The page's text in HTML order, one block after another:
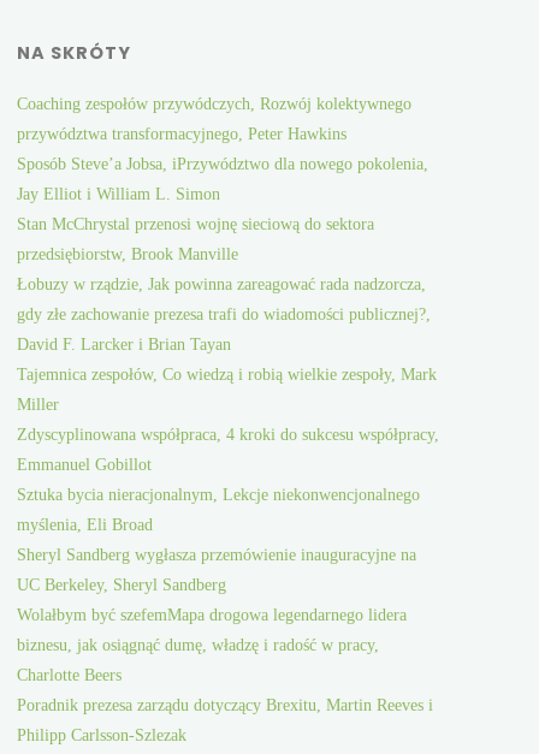
NA SKRÓTY
Coaching zespołów przywódczych, Rozwój kolektywnego
przywództwa transformacyjnego, Peter Hawkins
Sposób Steve’a Jobsa, iPrzywództwo dla nowego pokolenia,
Jay Elliot i William L. Simon
Stan McChrystal przenosi wojnę sieciową do sektora
przedsiębiorstw, Brook Manville
Łobuzy w rządzie, Jak powinna zareagować rada nadzorcza,
gdy złe zachowanie prezesa trafi do wiadomości publicznej?,
David F. Larcker i Brian Tayan
Tajemnica zespołów, Co wiedzą i robią wielkie zespoły, Mark
Miller
Zdyscyplinowana współpraca, 4 kroki do sukcesu współpracy,
Emmanuel Gobillot
Sztuka bycia nieracjonalnym, Lekcje niekonwencjonalnego
myślenia, Eli Broad
Sheryl Sandberg wygłasza przemówienie inauguracyjne na
UC Berkeley, Sheryl Sandberg
Wolałbym być szefemMapa drogowa legendarnego lidera
biznesu, jak osiągnąć dumę, władzę i radość w pracy,
Charlotte Beers
Poradnik prezesa zarządu dotyczący Brexitu, Martin Reeves i
Philipp Carlsson-Szlezak